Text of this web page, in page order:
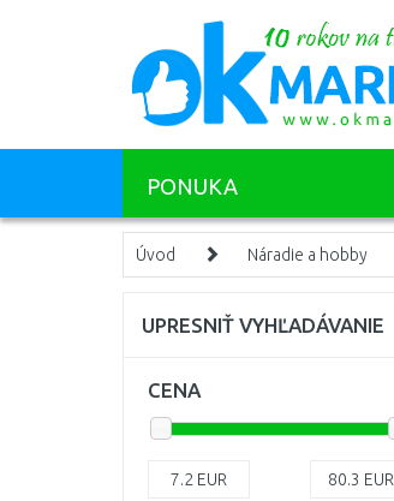
PONUKA
Úvod Náradie a hobby
UPRESNIŤ VYHĽADÁVANIE
CENA
7.2 EUR 80.3 EUR